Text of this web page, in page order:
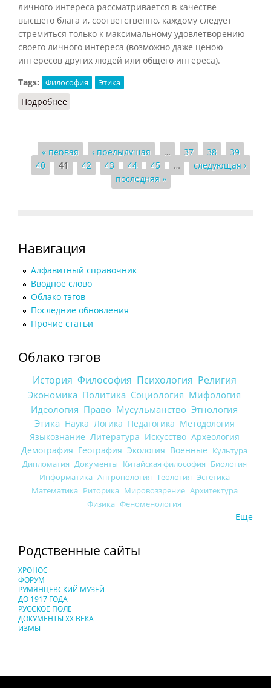
личного интереса рассматривается в качестве
высшего блага и, соответственно, каждому следует
стремиться только к максимальному удовлетворению
своего личного интереса (возможно даже ценою
интересов других людей или общего интереса).
Tags:
Философия Этика
Подробнее
Страницы
« первая ‹ предыдущая … 37 38
39
40
41 42 43 44 45 …
следующая ›
последняя »
Навигация
Алфавитный справочник
Вводное слово
Облако тэгов
Последние обновления
Прочие статьи
Облако тэгов
История Философия Психология Религия
Экономика Политика Социология Мифология
Идеология Право Мусульманство Этнология
Этика Наука Логика Педагогика Методология
Языкознание Литература Искусство Археология
Демография География Экология Военные Культура
Дипломатия Документы Китайская философия Биология
Информатика Антропология Теология Эстетика
Математика Риторика Мировоззрение Архитектура
Физика Феноменология
Еще
Родственные сайты
ХРОНОС
ФОРУМ
РУМЯНЦЕВСКИЙ МУЗЕЙ
ДО 1917 ГОДА
РУССКОЕ ПОЛЕ
ДОКУМЕНТЫ XX ВЕКА
ИЗМЫ